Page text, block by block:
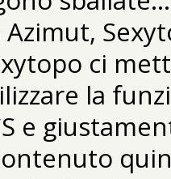
ci
la
e